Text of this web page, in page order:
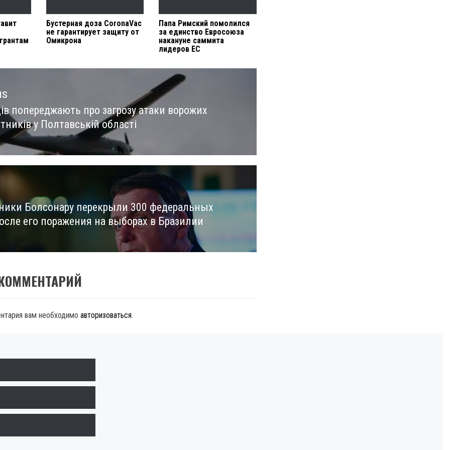
Бустерная доза CoronaVac
не гарантирует защиту от
Омикрона
Папа Римский помолился
за единство Евросоюза
накануне саммита
лидеров ЕС
попереджають про загрозу атаки ворожих
у Полтавській області
Болсонару перекрыли 300 федеральных
его поражения на выборах в Бразилии
вам необходимо авторизоваться.